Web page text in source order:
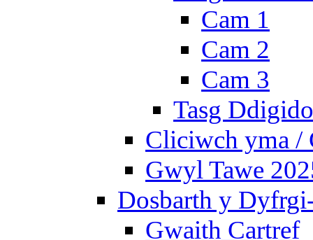
Cam 1
Cam 2
Cam 3
Tasg
Cliciwch yma /
Gwyl Tawe
Dosbarth y
Gwaith Cartref